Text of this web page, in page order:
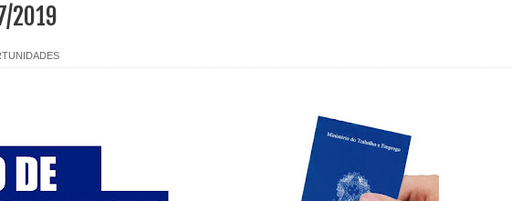
de Samambaia oferece 806 vagas de emprego nesta quinta-feira
de etanol altera dinâmica dos postos e exige atenção de motoristas de
riscos no aterro sanitário de Samambaia meses antes de morte de trabalhador
ações sociais e cobrança por melhorias em Samambaia
2019